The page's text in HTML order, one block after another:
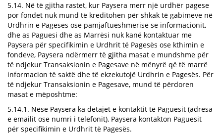
5.14. Në të gjitha rastet, kur Paysera merr një urdhër pagese
por fondet nuk mund të kreditohen për shkak të gabimeve në
Urdhrin e Pagesës ose pamjaftueshmërisë së informacionit,
dhe as Paguesi dhe as Marrësi nuk kanë kontaktuar me
Paysera për specifikimin e Urdhrit të Pagesës ose kthimin e
fondeve, Paysera ndërmerr të gjitha masat e mundshme për
të ndjekur Transaksionin e Pagesave në mënyrë që të marrë
informacion të saktë dhe të ekzekutojë Urdhrin e Pagesës. Për
të ndjekur Transaksionin e Pagesave, mund të përdoren
masat e mëposhtme:
5.14.1. Nëse Paysera ka detajet e kontaktit të Paguesit (adresa
e emailit ose numri i telefonit), Paysera kontakton Paguesit
për specifikimin e Urdhrit të Pagesës.